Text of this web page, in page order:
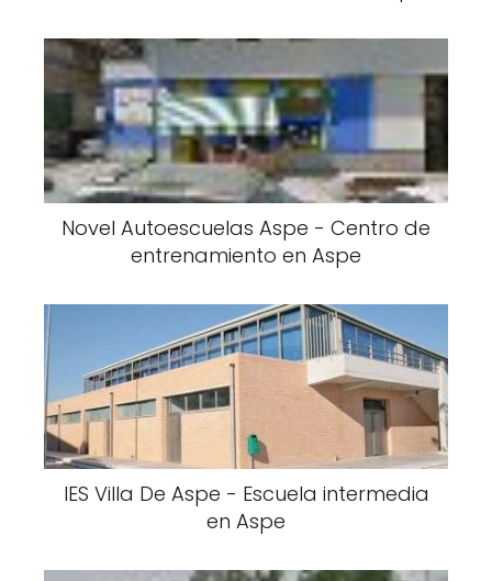
Novel Autoescuelas Aspe - Centro de
entrenamiento en Aspe
IES Villa De Aspe - Escuela intermedia
en Aspe